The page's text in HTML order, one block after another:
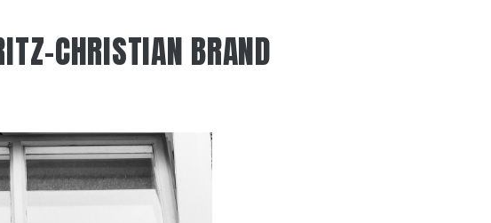
CHRISTIAN BRAND